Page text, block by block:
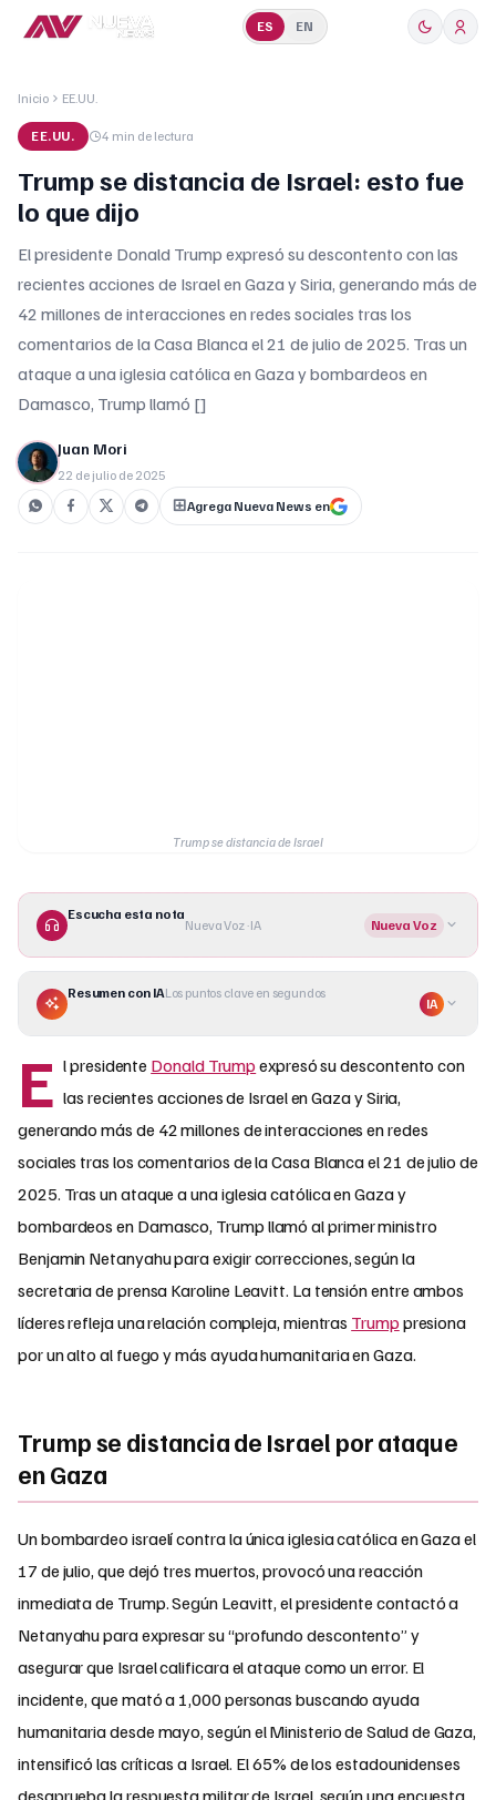
ES EN
Inicio EE.UU.
EE.UU. 4 min de lectura
Trump se distancia de Israel: esto fue
lo que dijo
El presidente Donald Trump expresó su descontento con las
recientes acciones de Israel en Gaza y Siria, generando más de
42 millones de interacciones en redes sociales tras los
comentarios de la Casa Blanca el 21 de julio de 2025. Tras un
ataque a una iglesia católica en Gaza y bombardeos en
Damasco, Trump llamó []
Juan Mori
22 de julio de 2025
Agrega Nueva News en
Trump se distancia de Israel
Escucha esta nota
Nueva Voz · IA Nueva Voz
Resumen con IALos puntos clave en segundos
IA
E l presidente Donald Trump expresó su descontento con
las recientes acciones de Israel en Gaza y Siria,
generando más de 42 millones de interacciones en redes
sociales tras los comentarios de la Casa Blanca el 21 de julio de
2025. Tras un ataque a una iglesia católica en Gaza y
bombardeos en Damasco, Trump llamó al primer ministro
Benjamin Netanyahu para exigir correcciones, según la
secretaria de prensa Karoline Leavitt. La tensión entre ambos
líderes refleja una relación compleja, mientras Trump presiona
por un alto al fuego y más ayuda humanitaria en Gaza.
Trump se distancia de Israel por ataque
en Gaza
Un bombardeo israelí contra la única iglesia católica en Gaza el
17 de julio, que dejó tres muertos, provocó una reacción
inmediata de Trump. Según Leavitt, el presidente contactó a
Netanyahu para expresar su “profundo descontento” y
asegurar que Israel calificara el ataque como un error. El
incidente, que mató a 1,000 personas buscando ayuda
humanitaria desde mayo, según el Ministerio de Salud de Gaza,
intensificó las críticas a Israel. El 65% de los estadounidenses
desaprueba la respuesta militar de Israel, según una encuesta